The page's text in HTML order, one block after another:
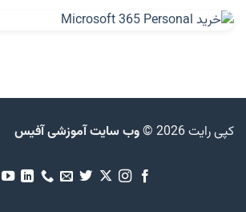
افزودن و خارج کردن contacts در Outlook
افزودن و حذف ایمیل در Outlookکپی رایت 2026 © وب سایت آموزشی آفیس